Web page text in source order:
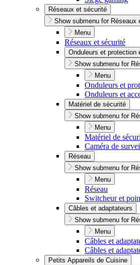
Réseaux et sécurité
Show submenu for Réseaux
Menu
Réseaux et sécurité
Onduleurs et protection
Show submenu for
Menu
Onduleurs et
Onduleurs et
Matériel de sécurité
Show submenu for
Menu
Matériel de
Caméra de
Réseau
Show submenu for
Menu
Réseau
Switcheur et
Câbles et adaptateurs
Show submenu for
Menu
Câbles et
Câbles et
Petits Appareils de Cuisine